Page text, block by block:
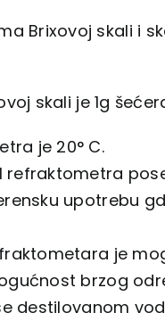
Brixovoj skali i
skali je 1g
je 20° C.
upotrebu
je
brzog
destilovanom